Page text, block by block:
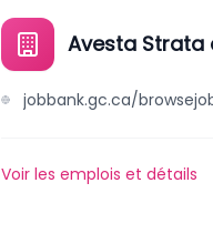
Avesta Strata
Voir les emplois et détails